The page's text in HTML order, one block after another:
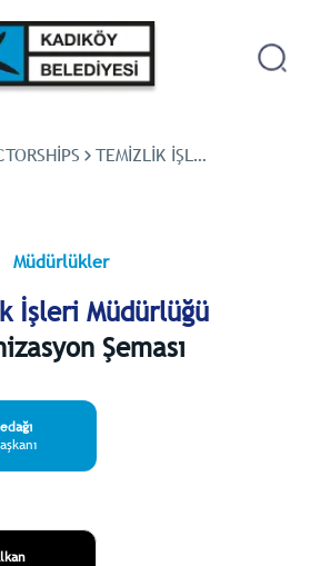
TEMIZLIK İŞLERI MÜDÜRLÜĞÜ
Müdürlükler
İşleri Müdürlüğü
Şeması